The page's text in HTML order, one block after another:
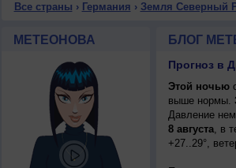
Все страны › Германия › Земля Северный
МЕТЕОНОВА БЛОГ
Этой ночью
выше нормы.
Давление
8 августа, в
+27..29°,